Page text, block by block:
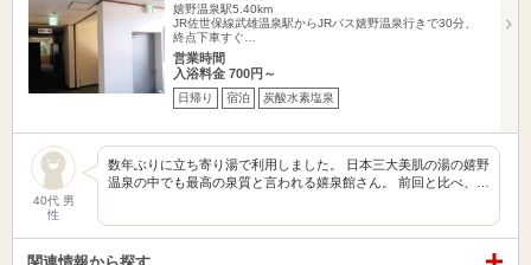
嬉野温泉駅5.40km
JR佐世保線武雄温泉駅からJRバス嬉野温泉行きで30分、
終点下車すぐ…
営業時間
入浴料金 700円～
日帰り 宿泊 炭酸水素塩泉
40代 男
性
数年ぶりに立ち寄り湯で利用しました。 日本三大美肌の湯の嬉野
温泉の中でも最高の泉質と言われる嬉泉館さん。 前回と比べ、…